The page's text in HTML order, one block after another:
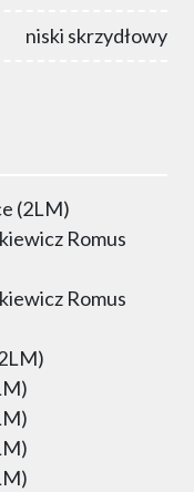
niski skrzydłowy
(2LM)
Romus
Romus